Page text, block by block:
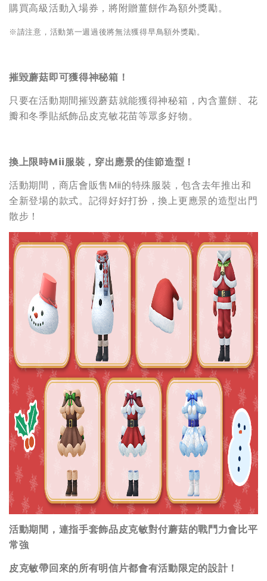
購買高級活動入場券，將附贈薑餅作為額外獎勵。
※請注意，活動第一週過後將無法獲得早鳥額外獎勵。
摧毀蘑菇即可獲得神秘箱！
只要在活動期間摧毀蘑菇就能獲得神秘箱，內含薑餅、花
瓣和冬季貼紙飾品皮克敏花苗等眾多好物。
換上限時Mii服裝，穿出應景的佳節造型！
活動期間，商店會販售Mii的特殊服裝，包含去年推出和
全新登場的款式。記得好好打扮，換上更應景的造型出門
散步！
活動期間，連指手套飾品皮克敏對付蘑菇的戰鬥力會比平
常強
皮克敏帶回來的所有明信片都會有活動限定的設計！